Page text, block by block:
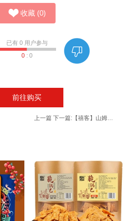
收藏 (0)
已有 0 用户参与
0: 0
前往购买
上一篇 下一篇: 【禧客】山姆同款麻薯面包6枚